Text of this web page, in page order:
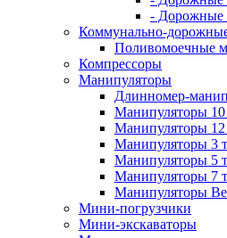
- Дорожные
Коммунально-
Поливомоечные
Компрессоры
Манипуляторы
Длинномер-
Манипуляторы 10
Манипуляторы 12
Манипуляторы 3 т
Манипуляторы 5 т
Манипуляторы 7 т
Манипуляторы
Мини-погрузчики
Мини-экскаваторы